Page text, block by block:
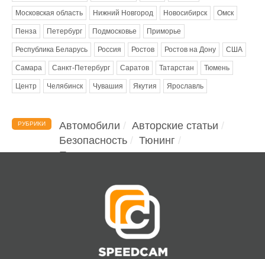
Московская область Нижний Новгород Новосибирск Омск
Пенза Петербург Подмосковье Приморье
Республика Беларусь Россия Ростов Ростов на Дону США
Самара Санкт-Петербург Саратов Татарстан Тюмень
Центр Челябинск Чувашия Якутия Ярославль
РУБРИКИ Автомобили
Авторские статьи
Безопасность
Тюнинг
Помощь водителю